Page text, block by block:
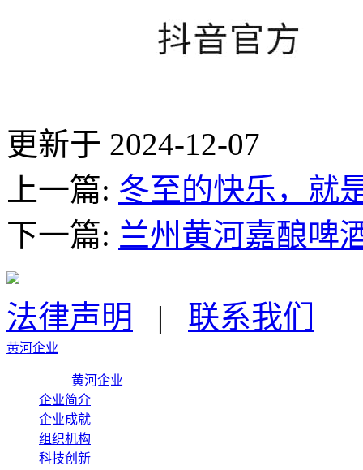
更新于 2024-12-07
上一篇: 冬至的快乐，就
下一篇: 兰州黄河嘉酿啤
法律声明 | 联系我们
黄河企业
黄河企业
企业简介
企业成就
组织机构
科技创新